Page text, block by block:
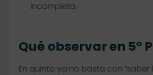
incompleta.
Qué observar en 5º
En quinto ya no basta con “saber